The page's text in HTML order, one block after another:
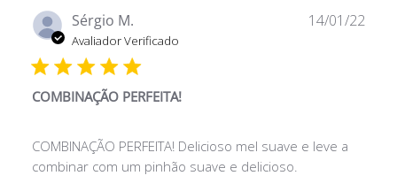
Sérgio M.
Avaliador Verificado
COMBINAÇÃO PERFEITA!
COMBINAÇÃO PERFEITA! Delicioso mel suave e leve a
combinar com um pinhão suave e delicioso.
14/01/22